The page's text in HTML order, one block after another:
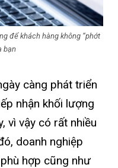
để khách hàng không “phớt
bạn
càng phát triển
nhận khối lượng
vì vậy có rất nhiều
doanh nghiệp
hợp cũng như